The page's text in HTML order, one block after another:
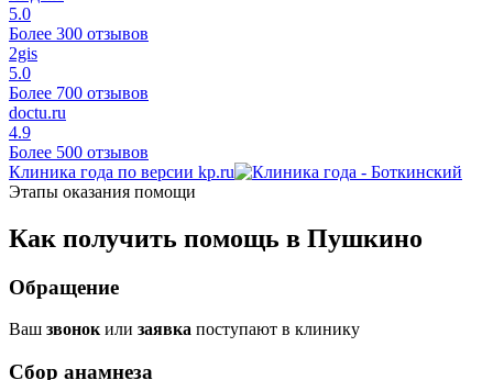
5.0
Более 300 отзывов
2gis
5.0
Более 700 отзывов
doctu.ru
4.9
Более 500 отзывов
Клиника года по версии kp.ru
Этапы оказания помощи
Как получить помощь в Пушкино
Обращение
Ваш звонокили заявка поступают в клинику
Сбор анамнеза